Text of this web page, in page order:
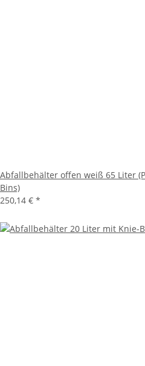
Abfallbehälter offen weiß 65 Liter
Bins)
250,14 € *